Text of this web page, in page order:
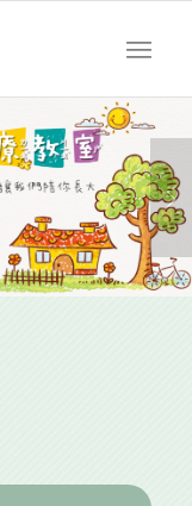
下一頁
1 2 3